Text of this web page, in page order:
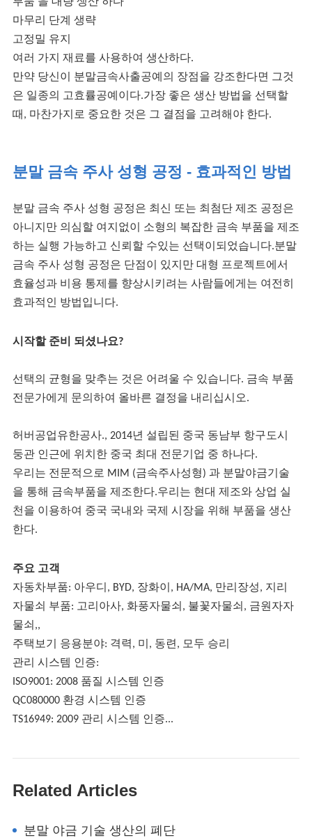
마무리 단계 생략
고정밀 유지
여러 가지 재료를 사용하여 생산하다.
만약 당신이 분말금속사출공예의 장점을 강조한다면 그것
은 일종의 고효률공예이다.가장 좋은 생산 방법을 선택할
때, 마찬가지로 중요한 것은 그 결점을 고려해야 한다.
분말 금속 주사 성형 공정 - 효과적인 방법
분말 금속 주사 성형 공정은 최신 또는 최첨단 제조 공정은
아니지만 의심할 여지없이 소형의 복잡한 금속 부품을 제조
하는 실행 가능하고 신뢰할 수있는 선택이되었습니다.분말
금속 주사 성형 공정은 단점이 있지만 대형 프로젝트에서
효율성과 비용 통제를 향상시키려는 사람들에게는 여전히
효과적인 방법입니다.
시작할 준비 되셨나요?
선택의 균형을 맞추는 것은 어려울 수 있습니다. 금속 부품
전문가에게 문의하여 올바른 결정을 내리십시오.
허버공업유한공사., 2014년 설립된 중국 동남부 항구도시
둥관 인근에 위치한 중국 최대 전문기업 중 하나다.
우리는 전문적으로 MIM (금속주사성형) 과 분말야금기술
을 통해 금속부품을 제조한다.우리는 현대 제조와 상업 실
천을 이용하여 중국 국내와 국제 시장을 위해 부품을 생산
한다.
주요 고객
자동차부품: 아우디, BYD, 장화이, HA/MA, 만리장성, 지리
자물쇠 부품: 고리아사, 화풍자물쇠, 불꽃자물쇠, 금원자자
물쇠,,
주택보기 응용분야: 격력, 미, 동련, 모두 승리
관리 시스템 인증:
ISO9001: 2008 품질 시스템 인증
QC080000 환경 시스템 인증
TS16949: 2009 관리 시스템 인증...
Related Articles
분말 야금 기술 생산의 폐단